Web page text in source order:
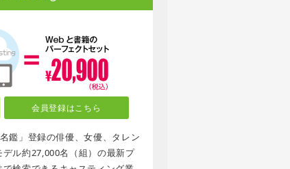
会員登録はこちら
鑑」登録の俳優、女優、タレン
ル約27,000名（組）の最新プ